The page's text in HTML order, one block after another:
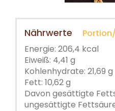
Nährwerte
Energie: 206,4 kcal
Eiweiß: 4,41 g
Kohlenhydrate: 21,69 g
Fett: 10,62 g
Davon gesättigte
ungesättigte